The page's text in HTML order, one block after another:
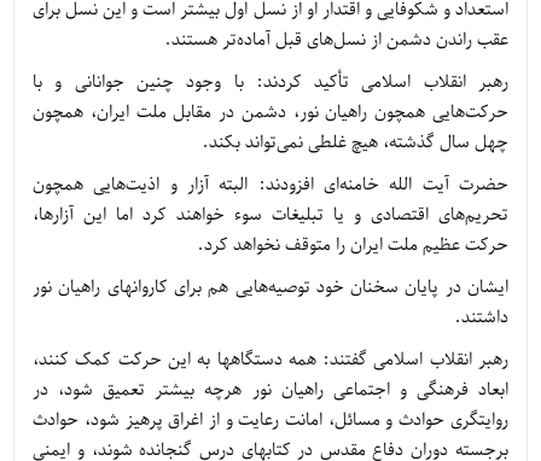
استعداد و شکوفایی و اقتدار او از نسل اول بیشتر است و این نسل برای
عقب راندن دشمن از نسل‌های قبل آماده‌تر هستند.
رهبر انقلاب اسلامی تأکید کردند: با وجود چنین جوانانی و با
حرکت‌هایی همچون راهیان نور، دشمن در مقابل ملت ایران، همچون
چهل سال گذشته، هیچ غلطی نمی‌تواند بکند.
حضرت آیت الله خامنه‌ای افزودند: البته آزار و اذیت‌هایی همچون
تحریم‌های اقتصادی و یا تبلیغات سوء خواهند کرد اما این آزارها،
حرکت عظیم ملت ایران را متوقف نخواهد کرد.
ایشان در پایان سخنان خود توصیه‌هایی هم برای کاروانهای راهیان نور
داشتند.
رهبر انقلاب اسلامی گفتند: همه دستگاهها به این حرکت کمک کنند،
ابعاد فرهنگی و اجتماعی راهیان نور هرچه بیشتر تعمیق شود، در
روایتگری حوادث و مسائل، امانت رعایت و از اغراق پرهیز شود، حوادث
برجسته دوران دفاع مقدس در کتابهای درس گنجانده شوند، و ایمنی